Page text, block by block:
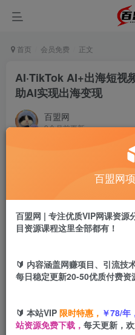
首页 会员免费 正文
AI·TikTok AI+出海短视
助AI实现出海变现
百盟网
9个月前更新
盟币
立
AI·TikTok AI+出海短视频项
百盟网
百盟网 | 专注优质VIP网课资源
目资源课程这里全部都有！
🔰 内容涵盖网赚项目、引流技
每日稳定更新20-50优质付费资
🔰 本站VIP 限时特惠， ￥78/年
站资源免费下载， 每天更新，